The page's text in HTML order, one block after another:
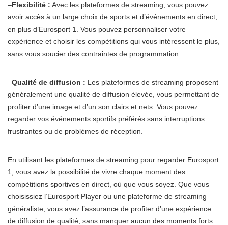
–Flexibilité : Avec les plateformes de streaming, vous pouvez
avoir accès à un large choix de sports et d’événements en direct,
en plus d’Eurosport 1. Vous pouvez personnaliser votre
expérience et choisir les compétitions qui vous intéressent le plus,
sans vous soucier des contraintes de programmation.
–Qualité de diffusion : Les plateformes de streaming proposent
généralement une qualité de diffusion élevée, vous permettant de
profiter d’une image et d’un son clairs et nets. Vous pouvez
regarder vos événements sportifs préférés sans interruptions
frustrantes ou de problèmes de réception.
En utilisant les plateformes de streaming pour regarder Eurosport
1, vous avez la possibilité de vivre chaque moment des
compétitions sportives en direct, où que vous soyez. Que vous
choisissiez l’Eurosport Player ou une plateforme de streaming
généraliste, vous avez l’assurance de profiter d’une expérience
de diffusion de qualité, sans manquer aucun des moments forts